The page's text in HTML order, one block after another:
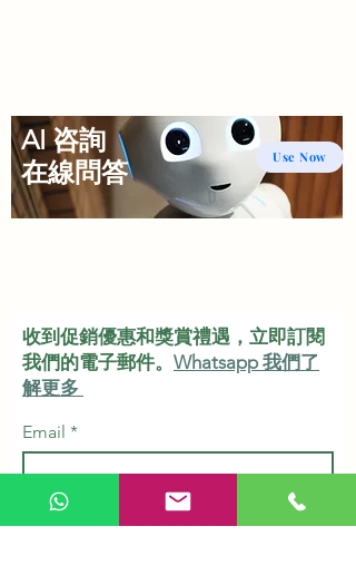
Use Now
AI 咨詢
​在線問答
收到促銷優惠和獎賞禮遇，立即訂閱
我們的電子郵件。 Whatsapp 我們了
解更多
Email
Subscribe